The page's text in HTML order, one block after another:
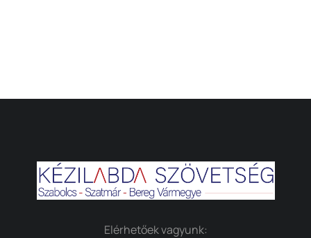
Elérhetőek vagyunk: